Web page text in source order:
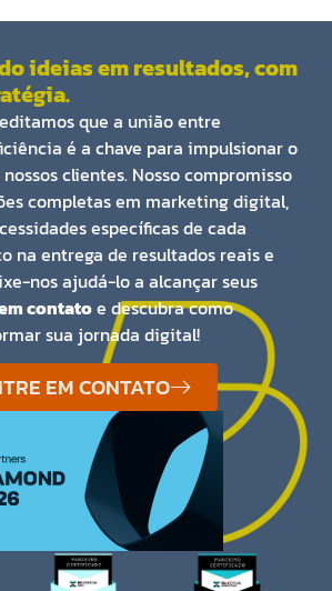
ideias em resultados, com
que a união entre
é a chave para impulsionar o
clientes. Nosso compromisso
completas em marketing digital,
específicas de cada
na entrega de resultados reais e
nos ajudá-lo a alcançar seus
contatoe descubra como
sua jornada digital!
EM CONTATO